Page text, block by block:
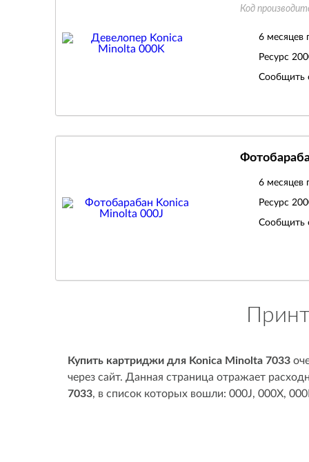
Код
6 месяцев
Ресурс
Сообщить
6 месяцев
Ресурс
Сообщить
Купить картриджи для Konica Minolta 7033
через сайт. Данная страница отражает
7033, в список которых вошли: 000J, 000X,